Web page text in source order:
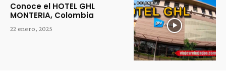
Conoce el HOTEL GHL
MONTERIA, Colombia
22 enero, 2025